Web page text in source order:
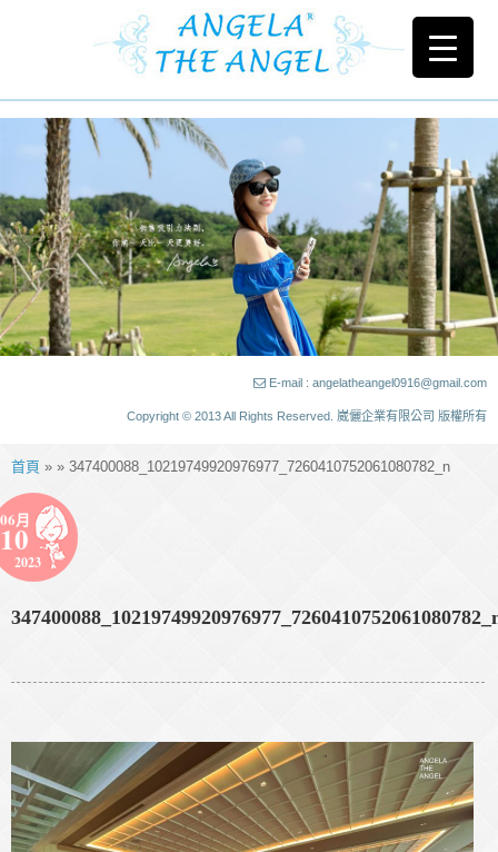
E-mail : angelatheangel0916@gmail.com
Copyright © 2013 All Rights Reserved. 崴儷企業有限公司 版權所有
首頁 » » 347400088_10219749920976977_7260410752061080782_n
06月
10
2023